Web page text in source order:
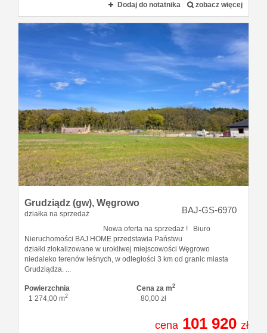
Dodaj do notatnika zobacz więcej
Grudziądz (gw), Węgrowo
działka na sprzedaż BAJ-GS-6970
Nowa oferta na sprzedaż ! Biuro
Nieruchomości BAJ HOME przedstawia Państwu
działki zlokalizowane w urokliwej miejscowości Węgrowo
niedaleko terenów leśnych, w odległości 3 km od granic miasta
Grudziądza. ...
Powierzchnia
1 274,00 m2
Cena za m2
80,00 zł
cena 101 920 zł